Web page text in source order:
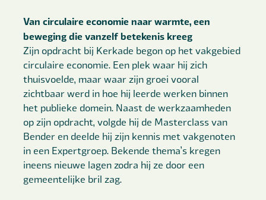
Van circulaire economie naar warmte, een
beweging die vanzelf betekenis kreeg
Zijn opdracht bij Kerkade begon op het vakgebied
circulaire economie. Een plek waar hij zich
thuisvoelde, maar waar zijn groei vooral
zichtbaar werd in hoe hij leerde werken binnen
het publieke domein. Naast de werkzaamheden
op zijn opdracht, volgde hij de Masterclass van
Bender en deelde hij zijn kennis met vakgenoten
in een Expertgroep. Bekende thema’s kregen
ineens nieuwe lagen zodra hij ze door een
gemeentelijke bril zag.